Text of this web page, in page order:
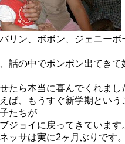
リン、ボボン、ジェニーボ
話の中でポンポン出てきて
たら本当に喜んでくれまし
ば、もうすぐ新学期という
たちが
ジョイに戻ってきています
ッサは実に2ヶ月ぶりです